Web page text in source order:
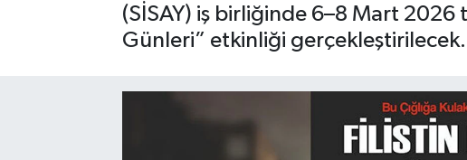
(SİSAY) iş birliğinde 6–8 Mart 2026
Günleri” etkinliği gerçekleştirilecek.